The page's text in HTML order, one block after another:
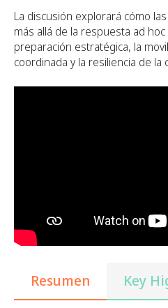
La discusión explorará cómo
más allá de la respuesta ad hoc
preparación estratégica, la
coordinada y la resiliencia de la
Resumen Key